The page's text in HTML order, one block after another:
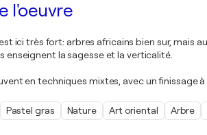
l'oeuvre
ici très fort: arbres africains bien sur, mais
enseignent la sagesse et la verticalité.
en techniques mixtes, avec un
Pastel gras Nature Art oriental Arbre